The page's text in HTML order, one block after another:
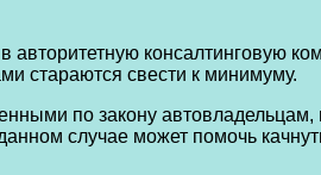
консалтинговую
стараются свести к минимуму.
по закону
случае может помочь